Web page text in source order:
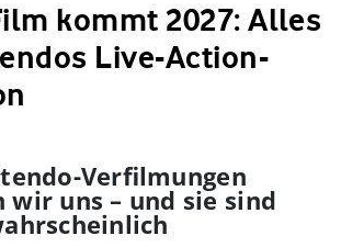
kommt 2027: Alles
Live-Action-
Verfilmungen
wir uns – und sie sind